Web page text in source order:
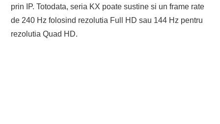
prin IP. Totodata, seria KX poate sustine si un frame rate
de 240 Hz folosind rezolutia Full HD sau 144 Hz pentru
rezolutia Quad HD.